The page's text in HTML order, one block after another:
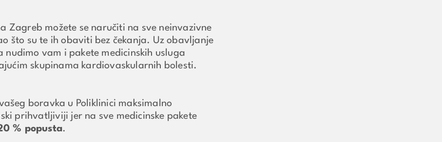
Zagreb možete se naručiti na sve neinvazivne
što su te ih obaviti bez čekanja. Uz obavljanje
nudimo vam i pakete medicinskih usluga
skupinama kardiovaskularnih bolesti.
boravka u Poliklinici maksimalno
prihvatljiviji jer na sve medicinske pakete
% popusta.